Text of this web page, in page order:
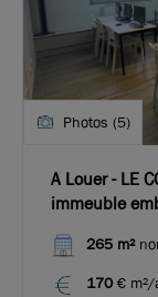
Photos (5)
A Louer - LE COLYSEE -
immeuble
265 m²
170 € m²/